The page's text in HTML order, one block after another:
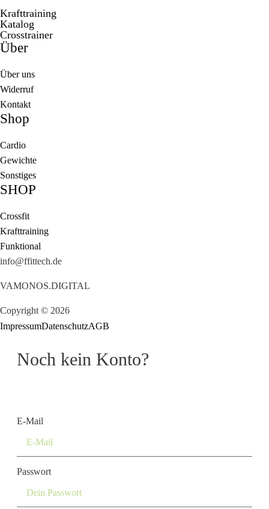
Krafttraining
Katalog
Crosstrainer
Über
Über uns
Widerruf
Kontakt
Shop
Cardio
Gewichte
Sonstiges
SHOP
Crossfit
Krafttraining
Funktional
info@ffittech.de
VAMONOS.DIGITAL
Copyright © 2026
ImpressumDatenschutzAGB
Noch kein Konto?
E-Mail
Passwort